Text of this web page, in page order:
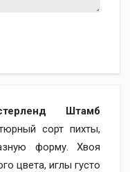
Штамб
сорт пихты,
форму. Хвоя
цвета, иглы густо